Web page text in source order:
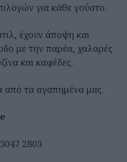
για κάθε γούστο.
έχουν άποψη και
με την παρέα, χαλαρές
και καφέδες.
από τα αγαπημένα μας.
2803